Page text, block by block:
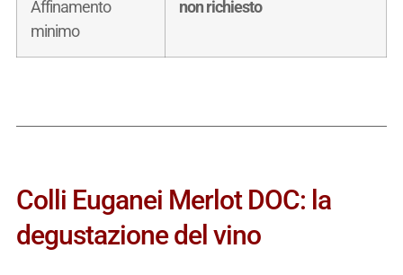
Affinamento
minimo
non richiesto
Colli Euganei Merlot DOC: la
degustazione del vino